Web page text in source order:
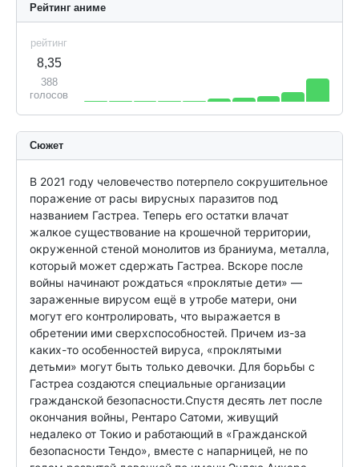
Рейтинг аниме
рейтинг
8,35
388
голосов
Сюжет
В 2021 году человечество потерпело сокрушительное
поражение от расы вирусных паразитов под
названием Гастреа. Теперь его остатки влачат
жалкое существование на крошечной территории,
окруженной стеной монолитов из браниума, металла,
который может сдержать Гастреа. Вскоре после
войны начинают рождаться «проклятые дети» —
зараженные вирусом ещё в утробе матери, они
могут его контролировать, что выражается в
обретении ими сверхспособностей. Причем из-за
каких-то особенностей вируса, «проклятыми
детьми» могут быть только девочки. Для борьбы с
Гастреа создаются специальные организации
гражданской безопасности.Спустя десять лет после
окончания войны, Рентаро Сатоми, живущий
недалеко от Токио и работающий в «Гражданской
безопасности Тендо», вместе с напарницей, не по